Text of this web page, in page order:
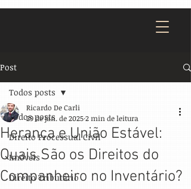
Post
Todos posts
Direito Processual Civil
Imóveis
Direito Tributário
Todos posts
Herança e União Estável:
Quais São os Direitos do
Companheiro no Inventário?
Ricardo De Carli
29 de jan. de 20252 min de leitura